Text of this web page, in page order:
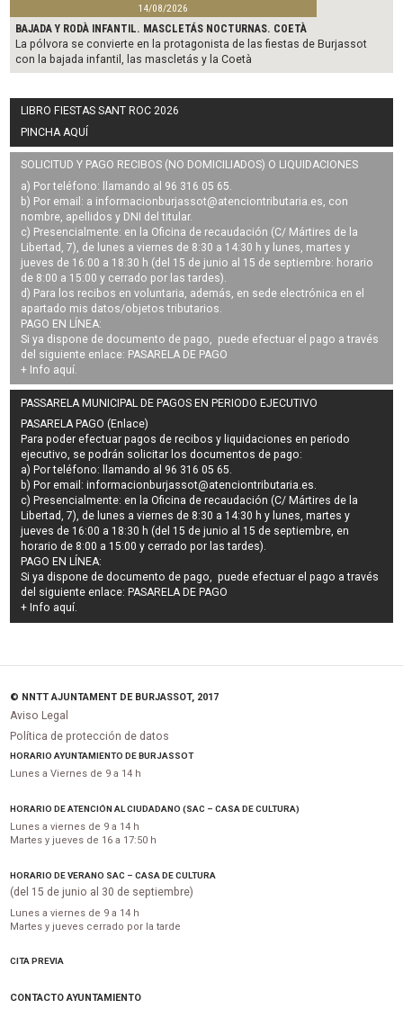
14/08/2026
BAJADA Y RODÀ INFANTIL. MASCLETÁS NOCTURNAS. COETÀ
La pólvora se convierte en la protagonista de las fiestas de Burjassot
con la bajada infantil, las mascletás y la Coetà
LIBRO FIESTAS SANT ROC 2026
PINCHA AQUÍ
SOLICITUD Y PAGO RECIBOS (NO DOMICILIADOS) O LIQUIDACIONES
a) Por teléfono: llamando al 96 316 05 65.
b) Por email: a informacionburjassot@atenciontributaria.es, con
nombre, apellidos y DNI del titular.
c) Presencialmente: en la Oficina de recaudación (C/ Mártires de la
Libertad, 7), de lunes a viernes de 8:30 a 14:30 h y lunes, martes y
jueves de 16:00 a 18:30 h (del 15 de junio al 15 de septiembre: horario
de 8:00 a 15:00 y cerrado por las tardes).
d) Para los recibos en voluntaria, además, en sede electrónica en el
apartado mis datos/objetos tributarios.
PAGO EN LÍNEA:
Si ya dispone de documento de pago, puede efectuar el pago a través
del siguiente enlace: PASARELA DE PAGO
+ Info aquí.
PASSARELA MUNICIPAL DE PAGOS EN PERIODO EJECUTIVO
PASARELA PAGO (Enlace)
Para poder efectuar pagos derecibos y liquidaciones en periodo
ejecutivo, se podrán solicitar los documentos de pago:
a) Por teléfono: llamando al 96 316 05 65.
b) Por email:informacionburjassot@atenciontributaria.es.
c) Presencialmente: en la Oficina de recaudación (C/ Mártires de la
Libertad, 7), de lunes a viernes de 8:30 a 14:30 h y lunes, martes y
jueves de 16:00 a 18:30 h (del 15 de junio al 15 de septiembre, en
horario de 8:00 a 15:00 y cerrado por las tardes).
PAGO EN LÍNEA:
Si ya dispone de documento de pago, puede efectuar el pago a través
del siguiente enlace: PASARELA DE PAGO
+ Info aquí.
© NNTT AJUNTAMENT DE BURJASSOT, 2017
Aviso Legal
Política de protección de datos
HORARIO AYUNTAMIENTO DE BURJASSOT
Lunes a Viernes de 9 a 14 h
HORARIO DE ATENCIÓN AL CIUDADANO (SAC – CASA DE CULTURA)
Lunes a viernes de 9 a 14 h
Martes y jueves de 16 a 17:50 h
HORARIO DE VERANO SAC – CASA DE CULTURA
(del 15 de junio al 30 de septiembre)
Lunes a viernes de 9 a 14 h
Martes y jueves cerrado por la tarde
CITA PREVIA
CONTACTO AYUNTAMIENTO